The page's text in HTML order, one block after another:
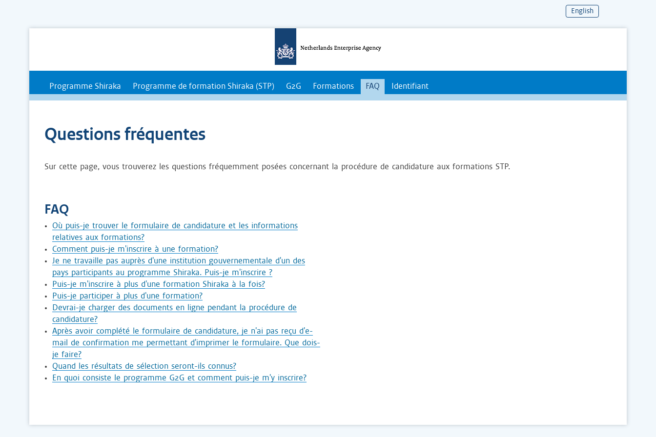
English
Navigation principale
Programme Shiraka Programme de formation Shiraka (STP) G2G Formations FAQ (Actuelle)
Identifiant
Questions fréquentes
Sur cette page, vous trouverez les questions fréquemment posées concernant la procédure de candidature aux formations STP.
FAQ
Où puis-je trouver le formulaire de candidature et les informations
relatives aux formations?
Comment puis-je m'inscrire à une formation?
Je ne travaille pas auprès d'une institution gouvernementale d'un des
pays participants au programme Shiraka. Puis-je m'inscrire ?
Puis-je m'inscrire à plus d'une formation Shiraka à la fois?
Puis-je participer à plus d'une formation?
Devrai-je charger des documents en ligne pendant la procédure de
candidature?
Après avoir complété le formulaire de candidature, je n'ai pas reçu d'e-
mail de confirmation me permettant d'imprimer le formulaire. Que dois-
je faire?
Quand les résultats de sélection seront-ils connus?
En quoi consiste le programme G2G et comment puis-je m'y inscrire?